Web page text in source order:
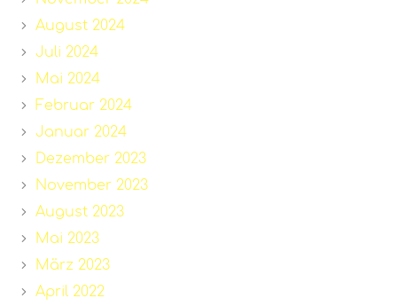
August 2024
Juli 2024
Mai 2024
Februar 2024
Januar 2024
Dezember 2023
November 2023
August 2023
Mai 2023
März 2023
April 2022